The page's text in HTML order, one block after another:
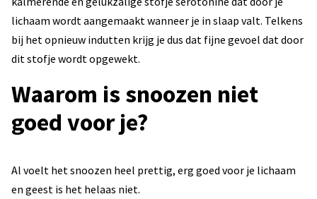
lichaam wordt aangemaakt wanneer je in slaap valt. Telkens
bij het opnieuw indutten krijg je dus dat fijne gevoel dat door
dit stofje wordt opgewekt.
Waarom is snoozen niet
goed voor je?
Al voelt het snoozen heel prettig, erg goed voor je lichaam
en geest is het helaas niet.